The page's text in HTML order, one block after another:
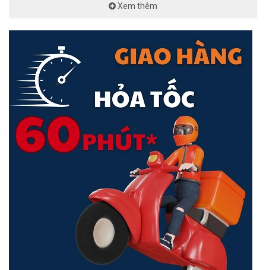
<Hotline: 0828.011.011 - (028)7300.2021 - VoHoang.vn>
Xem thêm